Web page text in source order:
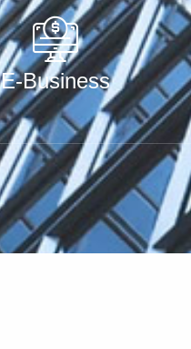
E-Business